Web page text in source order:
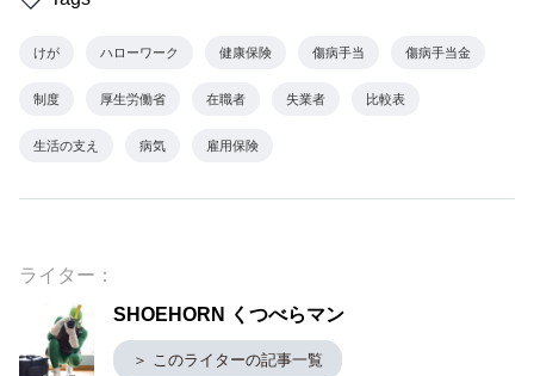
けが ハローワーク 健康保険 傷病手当 傷病手当金
制度 厚生労働省 在職者 失業者 比較表
生活の支え 病気 雇用保険
ライター：
SHOEHORN くつべらマン
＞ このライターの記事一覧